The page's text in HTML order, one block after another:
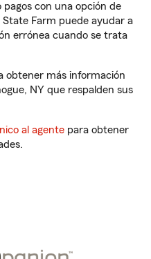
con una opción de
Farm puede ayudar a
errónea cuando se trata
obtener más información
NY que respalden sus
al agente para obtener